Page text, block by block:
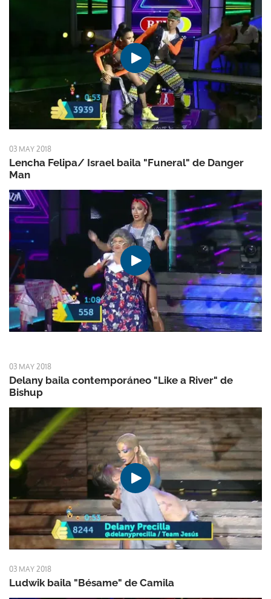
03 MAY 2018
Lencha Felipa/ Israel baila "Funeral" de Danger
Man
03 MAY 2018
Delany baila contemporáneo "Like a River" de
Bishup
03 MAY 2018
Ludwik baila "Bésame" de Camila